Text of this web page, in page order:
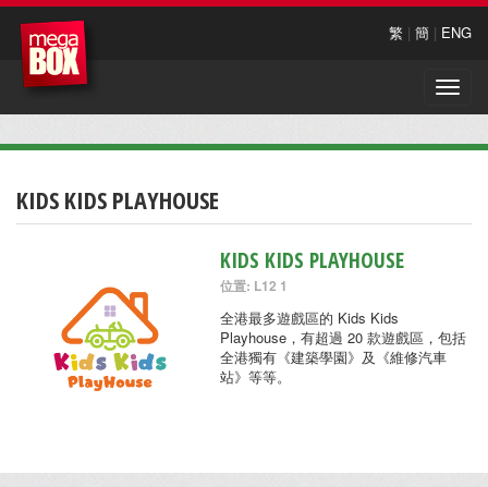
繁 | 簡 | ENG
Toggle
KIDS KIDS PLAYHOUSE
KIDS KIDS PLAYHOUSE
位置: L12 1
全港最多遊戲區的 Kids Kids
Playhouse，有超過 20 款遊戲區，包括
全港獨有《建築學園》及《維修汽車
站》等等。